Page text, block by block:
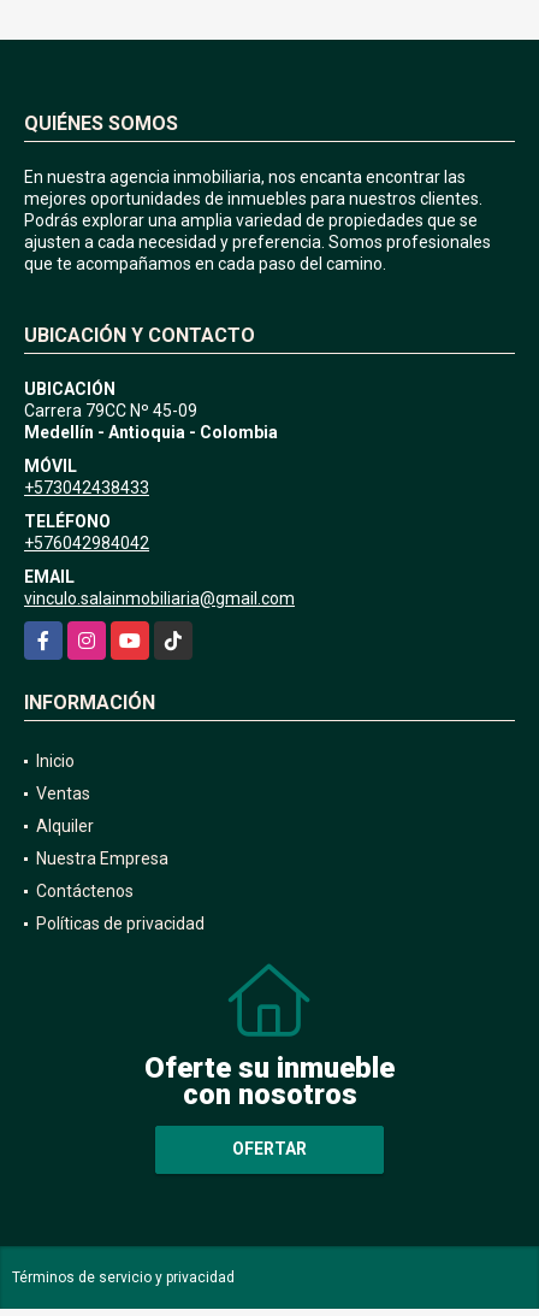
QUIÉNES SOMOS
En nuestra agencia inmobiliaria, nos encanta encontrar las
mejores oportunidades de inmuebles para nuestros clientes.
Podrás explorar una amplia variedad de propiedades que se
ajusten a cada necesidad y preferencia. Somos profesionales
que te acompañamos en cada paso del camino.
UBICACIÓN
Carrera 79CC Nº 45-09
Medellín - Antioquia - Colombia
MÓVIL
+573042438433
TELÉFONO
+576042984042
EMAIL
vinculo.salainmobiliaria@gmail.com
FacebookInstagramYouTube
TikTok
Inicio
Ventas
Alquiler
Nuestra Empresa
Contáctenos
Oferte su inmueble
con nosotros
OFERTAR
Términos de servicio y privacidad